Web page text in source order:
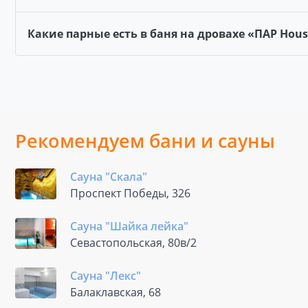
Какие парные есть в баня на дровахе «ПАР
Рекомендуем бани и сауны
Сауна "Скала"
Проспект Победы, 326
Сауна "Шайка лейка"
Севастопольская, 80в/2
Сауна "Лекс"
Балаклавская, 68